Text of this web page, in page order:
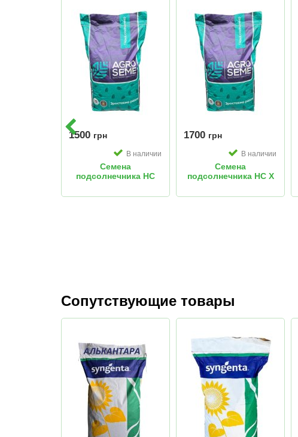
1500 грн
В наличии
Семена
подсолнечника НС
1700 грн
В наличии
Семена
подсолнечника НС Х
Сопутствующие товары